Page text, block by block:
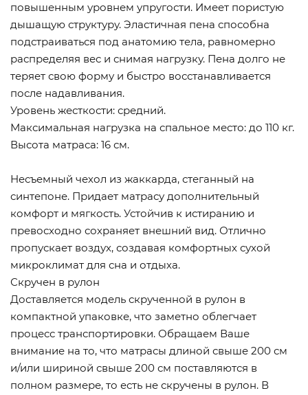
повышенным уровнем упругости. Имеет пористую
дышащую структуру. Эластичная пена способна
подстраиваться под анатомию тела, равномерно
распределяя вес и снимая нагрузку. Пена долго не
теряет свою форму и быстро восстанавливается
после надавливания.
Уровень жесткости: средний.
Максимальная нагрузка на спальное место: до 110 кг.
Высота матраса: 16 см.
Несъемный чехол из жаккарда, стеганный на
синтепоне. Придает матрасу дополнительный
комфорт и мягкость. Устойчив к истиранию и
превосходно сохраняет внешний вид. Отлично
пропускает воздух, создавая комфортных сухой
микроклимат для сна и отдыха.
Скручен в рулон
Доставляется модель скрученной в рулон в
компактной упаковке, что заметно облегчает
процесс транспортировки. Обращаем Ваше
внимание на то, что матрасы длиной свыше 200 см
и/или шириной свыше 200 см поставляются в
полном размере, то есть не скручены в рулон. В